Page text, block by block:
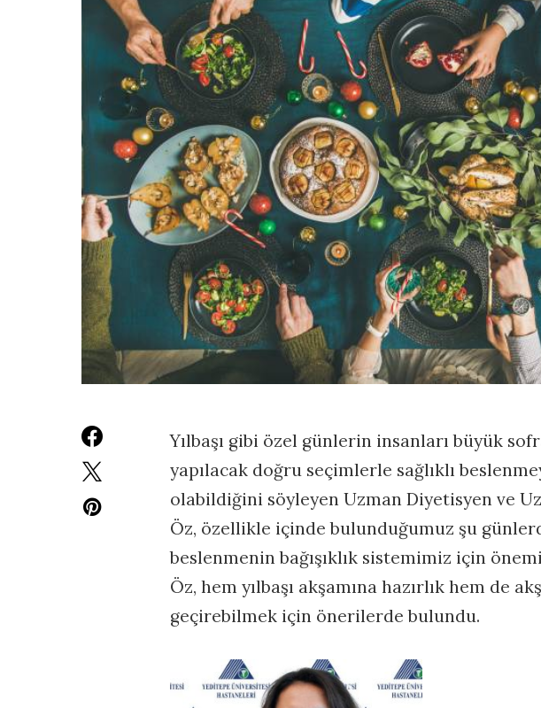
Yılbaşı gibi özel günlerin insanları büyük
yapılacak doğru seçimlerle sağlıklı
olabildiğini söyleyen Uzman Diyetisyen ve
Öz, özellikle içinde bulunduğumuz şu
beslenmenin bağışıklık sistemimiz için
Öz, hem yılbaşı akşamına hazırlık hem de
geçirebilmek için önerilerde bulundu.